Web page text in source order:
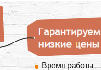
Время работы